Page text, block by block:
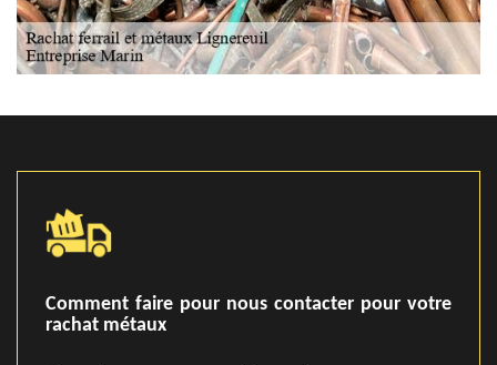
Comment faire pour nous contacter pour votre
rachat métaux